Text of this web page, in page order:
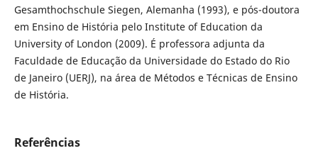
Gesamthochschule Siegen, Alemanha (1993), e pós-doutora
em Ensino de História pelo Institute of Education da
University of London (2009). É professora adjunta da
Faculdade de Educação da Universidade do Estado do Rio
de Janeiro (UERJ), na área de Métodos e Técnicas de Ensino
de História.
Referências